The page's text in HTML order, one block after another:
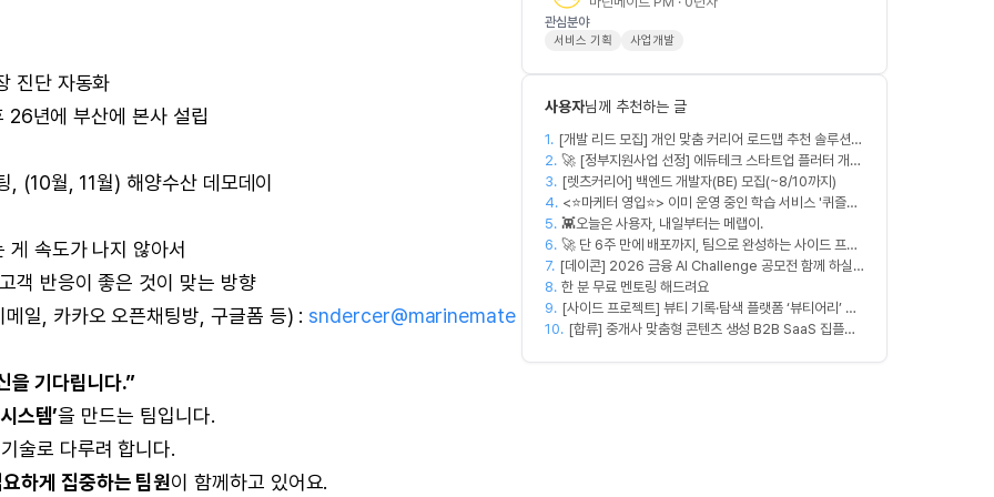
진단 자동화
년에 부산에 본사 설립
(10월, 11월) 해양수산 데모데이
속도가 나지 않아서
객 반응이 좋은 것이 맞는 방향
일, 카카오 오픈채팅방, 구글폼 등) :sndercer@marinemate
을 기다립니다.”
스템’을 만드는 팀입니다.
술로 다루려 합니다.
하게 집중하는 팀원이 함께하고 있어요.
관심분야
서비스 기획 사업개발
사용자님께 추천하는 글
1. [개발 리드 모집] 개인 맞춤 커리어 로드맵 추천 솔루션
커넥터즈의 백엔드 개발 엔지니어. 리드 개발자를 모집합
니다! (첫 버전 완성, AWS 크레딧 5,000$+ 활용 가능)
2. 🚀 [정부지원사업 선정] 에듀테크 스타트업 플러터 개발
자를 모십니다!
3. [렛츠커리어] 백엔드 개발자(BE) 모집(~8/10까지)
4. <⭐마케터 영입⭐> 이미 운영 중인 학습 서비스 '퀴즐리',
함께 키워갈 마케터를 찾습니다
5. 👾오늘은 사용자, 내일부터는 메랩이.
6. 🚀 단 6주 만에 배포까지, 팀으로 완성하는 사이드 프로
젝트 [스위프 웹 15기] 🚀
7. [데이콘] 2026 금융 AI Challenge 공모전 함께 하실
프론트엔드, 백엔드, 디자이너 구합니다!
8. 한 분 무료 멘토링 해드려요
9. [사이드 프로젝트] 뷰티 기록·탐색 플랫폼 ‘뷰티어리’ 디
자이너·프론트엔드·백엔드 팀원을 모집합니다
10. [합류] 중개사 맞춤형 콘텐츠 생성 B2B SaaS 집플로